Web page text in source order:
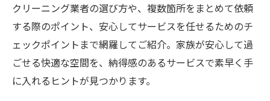
クリーニング業者の選び方や、複数箇所をまとめて依頼
する際のポイント、安心してサービスを任せるためのチ
ェックポイントまで網羅してご紹介。家族が安心して過
ごせる快適な空間を、納得感のあるサービスで素早く手
に入れるヒントが見つかります。